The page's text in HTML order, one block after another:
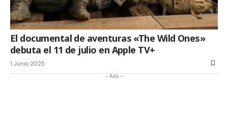
El documental de aventuras «The Wild Ones»
debuta el 11 de julio en Apple TV+
1 Junio 2025
- Ads -